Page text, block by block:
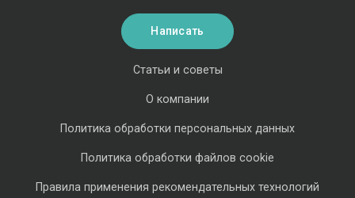
Статьи и советы
О компании
Политика обработки персональных данных
Политика обработки файлов cookie
Правила применения рекомендательных технологий
Написать